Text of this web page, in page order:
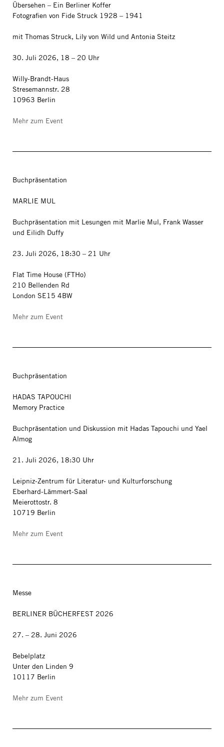
Übersehen – Ein Berliner Koffer
Fotografien von Fide Struck 1928 – 1941
mit Thomas Struck, Lily von Wild und Antonia Steitz
30. Juli 2026, 18 – 20 Uhr
Willy-Brandt-Haus
Stresemannstr. 28
10963 Berlin
Mehr zum Event
Buchpräsentation
MARLIE MUL
Buchpräsentation mit Lesungen mit Marlie Mul, Frank Wasser
und Eilidh Duffy
23. Juli 2026, 18:30 – 21 Uhr
Flat Time House (FTHo)
210 Bellenden Rd
London SE15 4BW
Mehr zum Event
Buchpräsentation
HADAS TAPOUCHI
Memory Practice
Buchpräsentation und Diskussion mit Hadas Tapouchi und Yael
Almog
21. Juli 2026, 18:30 Uhr
Leipniz-Zentrum für Literatur- und Kulturforschung
Eberhard-Lämmert-Saal
Meierottostr. 8
10719 Berlin
Mehr zum Event
Messe
BERLINER BÜCHERFEST 2026
27. – 28. Juni 2026
Bebelplatz
Unter den Linden 9
10117 Berlin
Mehr zum Event